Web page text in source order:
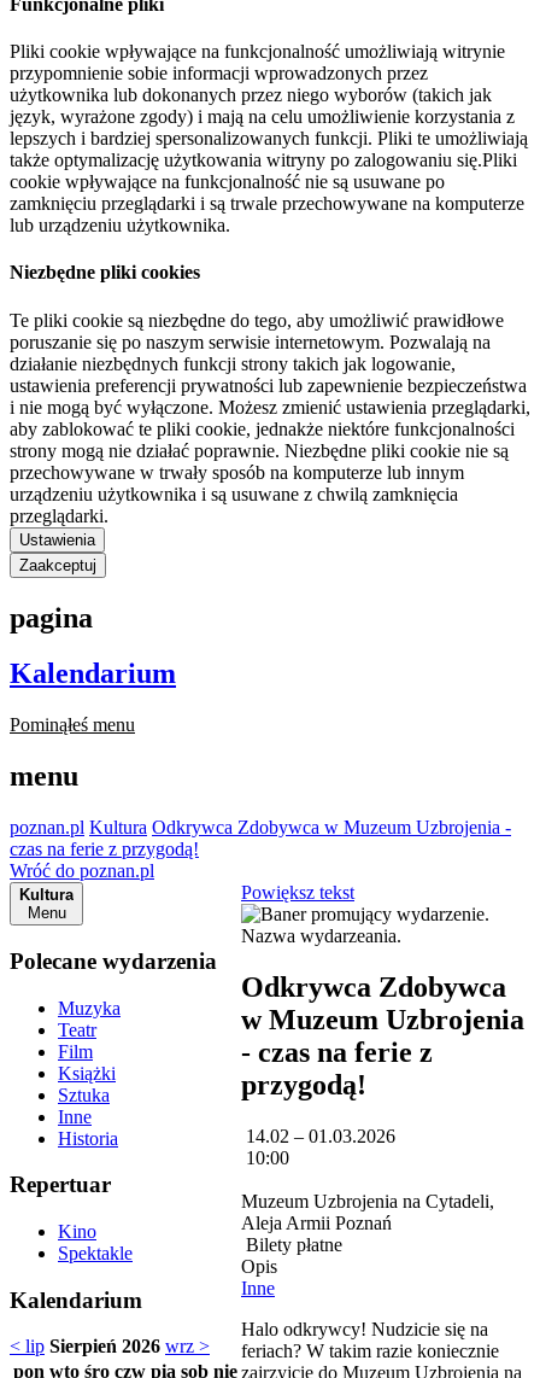
Pliki cookie wpływające na funkcjonalność umożliwiają witrynie
przypomnienie sobie informacji wprowadzonych przez
użytkownika lub dokonanych przez niego wyborów (takich jak
język, wyrażone zgody) i mają na celu umożliwienie korzystania z
lepszych i bardziej spersonalizowanych funkcji. Pliki te umożliwiają
także optymalizację użytkowania witryny po zalogowaniu się.Pliki
cookie wpływające na funkcjonalność nie są usuwane po
zamknięciu przeglądarki i są trwale przechowywane na komputerze
lub urządzeniu użytkownika.
Niezbędne pliki cookies
Te pliki cookie są niezbędne do tego, aby umożliwić prawidłowe
poruszanie się po naszym serwisie internetowym. Pozwalają na
działanie niezbędnych funkcji strony takich jak logowanie,
ustawienia preferencji prywatności lub zapewnienie bezpieczeństwa
i nie mogą być wyłączone. Możesz zmienić ustawienia przeglądarki,
aby zablokować te pliki cookie, jednakże niektóre funkcjonalności
strony mogą nie działać poprawnie. Niezbędne pliki cookie nie są
przechowywane w trwały sposób na komputerze lub innym
urządzeniu użytkownika i są usuwane z chwilą zamknięcia
przeglądarki.
Ustawienia
Zaakceptuj
pagina
Kalendarium
Pominąłeś menu
menu
poznan.pl Kultura Odkrywca Zdobywca w Muzeum Uzbrojenia -
czas na ferie z przygodą!
Wróć do poznan.pl
Kultura
Menu
Polecane wydarzenia
Muzyka
Teatr
Film
Książki
Sztuka
Inne
Historia
Repertuar
Kino
Spektakle
Kalendarium
< lip Sierpień 2026 wrz >
pon wto śro czw pią sob nie
Powiększ tekst
Odkrywca Zdobywca
w Muzeum Uzbrojenia
- czas na ferie z
przygodą!
14.02 – 01.03.2026
10:00
Muzeum Uzbrojenia na Cytadeli,
Aleja Armii Poznań
Bilety płatne
Opis
Inne
Halo odkrywcy! Nudzicie się na
feriach? W takim razie koniecznie
zajrzyjcie do Muzeum Uzbrojenia na